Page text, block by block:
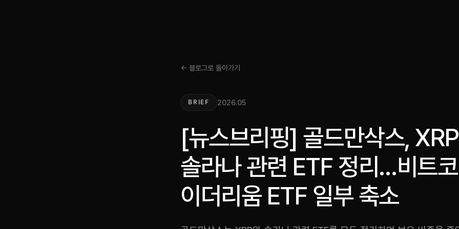
← 블로그로 돌아가기
BRIEF 2026.05
[뉴스브리핑] 골드만삭스,
솔라나 관련 ETF 정리…비트
이더리움 ETF 일부 축소